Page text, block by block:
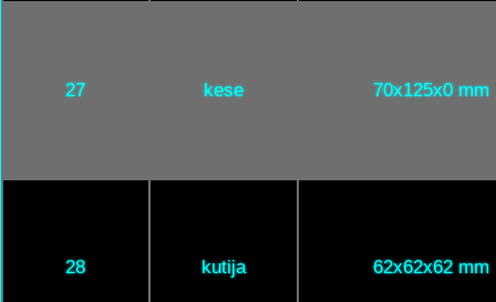
27 kese 70x125x0 mm
28 kutija 62x62x62 mm